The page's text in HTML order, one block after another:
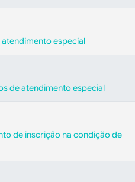
especial
de atendimento especial
de inscrição na condição de